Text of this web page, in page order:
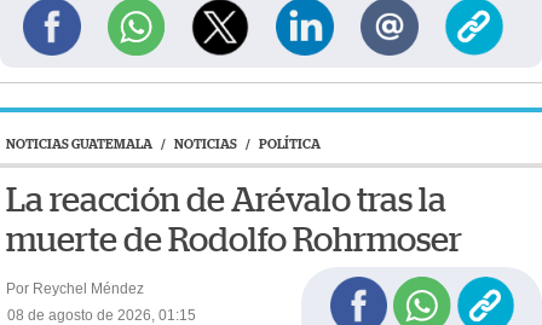
NOTICIAS GUATEMALA / NOTICIAS / POLÍTICA
La reacción de Arévalo tras la
muerte de Rodolfo Rohrmoser
Por Reychel Méndez
08 de agosto de 2026, 01:15